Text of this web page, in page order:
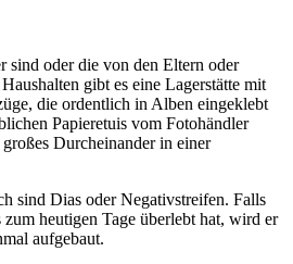
sind oder die von den Eltern oder
gibt es eine Lagerstätte mit
die ordentlich in Alben eingeklebt
Papieretuis vom Fotohändler
Durcheinander in einer
sind Dias oder Negativstreifen. Falls
heutigen Tage überlebt hat, wird er
aufgebaut.